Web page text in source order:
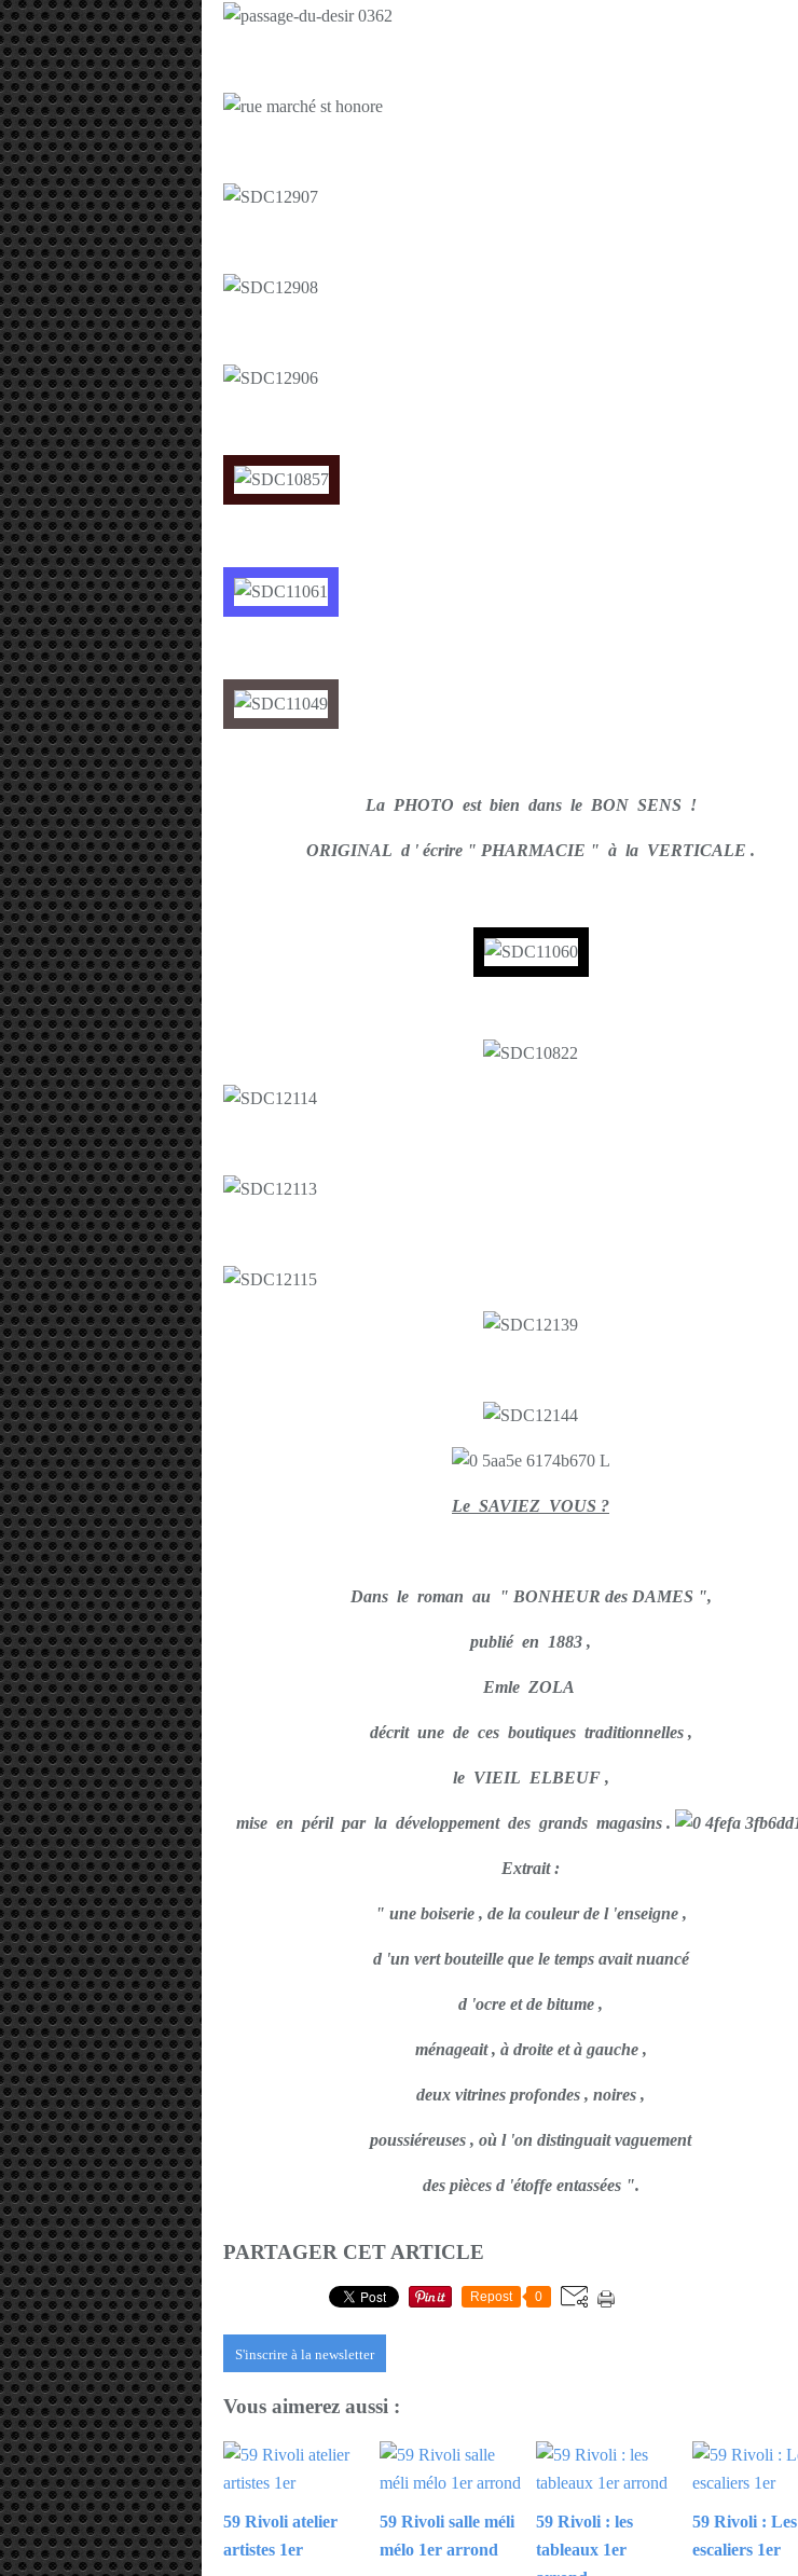
La PHOTO est bien dans le BON SENS !
ORIGINAL d ' écrire " PHARMACIE " à la VERTICALE .
Le SAVIEZ VOUS ?
Dans le roman au " BONHEUR des DAMES ",
publié en 1883 ,
Emle ZOLA
décrit une de ces boutiques traditionnelles ,
le VIEIL ELBEUF ,
mise en péril par la développement des grands magasins .
Extrait :
" une boiserie , de la couleur de l 'enseigne ,
d 'un vert bouteille que le temps avait nuancé
d 'ocre et de bitume ,
ménageait , à droite et à gauche ,
deux vitrines profondes , noires ,
poussiéreuses , où l 'on distinguait vaguement
des pièces d 'étoffe entassées ".
PARTAGER CET ARTICLE
Repost 0
S'inscrire à la newsletter
Vous aimerez aussi :
59 Rivoli atelier
artistes 1er
59 Rivoli salle méli
mélo 1er arrond
59 Rivoli : les
tableaux 1er
59 Rivoli : Les
escaliers 1er